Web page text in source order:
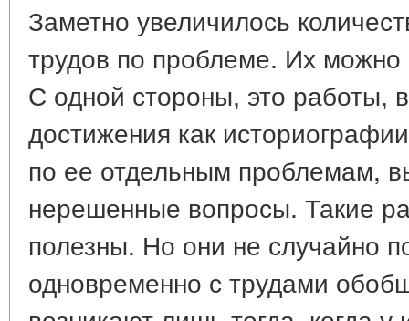
Заметно увеличилось
трудов по проблеме. Их можно
С одной стороны, это работы,
достижения как
по ее отдельным проблемам,
нерешенные вопросы. Такие
полезны. Но они не случайно
одновременно с трудами